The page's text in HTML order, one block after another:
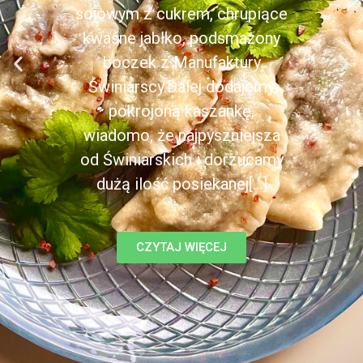
sojowym z cukrem, chrupiące
kwaśne jabłko, podsmażony
boczek z Manufaktury
Świniarscy.Dalej dodajemy
pokrojoną kaszankę,
wiadomo, że najpyszniejsza
od Świniarskich i dorzucamy
dużą ilość posiekanej[...]
CZYTAJ WIĘCEJ